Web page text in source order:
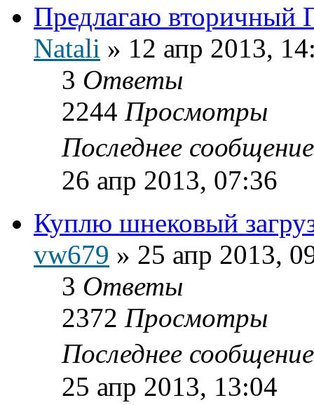
Предлагаю
Natali » 12 апр 2013,
3 Ответы
2244 Просмотры
Последнее
26 апр 2013, 07:36
Куплю шнековый
vw679 » 25 апр 2013,
3 Ответы
2372 Просмотры
Последнее
25 апр 2013, 13:04